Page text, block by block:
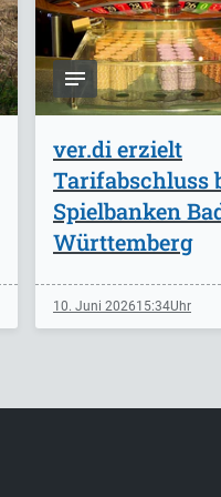
ver.di erzielt
Tarifabschluss
Spielbanken
Württemberg
10. Juni 202615:34